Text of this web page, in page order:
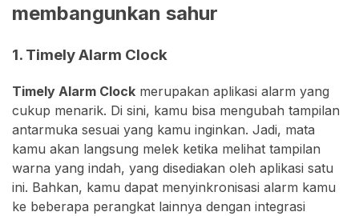
membangunkan sahur
1. Timely Alarm Clock
Timely Alarm Clock merupakan aplikasi alarm yang
cukup menarik. Di sini, kamu bisa mengubah tampilan
antarmuka sesuai yang kamu inginkan. Jadi, mata
kamu akan langsung melek ketika melihat tampilan
warna yang indah, yang disediakan oleh aplikasi satu
ini. Bahkan, kamu dapat menyinkronisasi alarm kamu
ke beberapa perangkat lainnya dengan integrasi